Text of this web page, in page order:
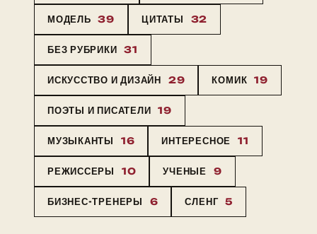
МОДЕЛЬ 39 ЦИТАТЫ 32
БЕЗ РУБРИКИ 31
ИСКУССТВО И ДИЗАЙН 29 КОМИК 19
ПОЭТЫ И ПИСАТЕЛИ 19
МУЗЫКАНТЫ 16 ИНТЕРЕСНОЕ 11
РЕЖИССЕРЫ 10 УЧЕНЫЕ 9
БИЗНЕС-ТРЕНЕРЫ 6 СЛЕНГ 5